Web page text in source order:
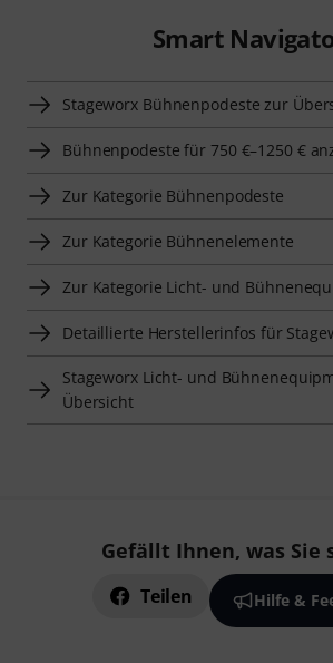
Smart
Stageworx Bühnenpodeste zur
Bühnenpodeste für 750 €–1250 €
Zur Kategorie Bühnenpodeste
Zur Kategorie Bühnenelemente
Zur Kategorie Licht- und
Detaillierte Herstellerinfos für
Stageworx Licht- und
Übersicht
Gefällt Ihnen, was Sie
Teilen Hilfe &